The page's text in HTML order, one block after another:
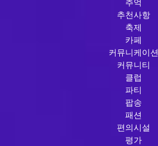
추천사항
축제
카페
커뮤니케이션
커뮤니티
클럽
파티
팝송
패션
편의시설
평가